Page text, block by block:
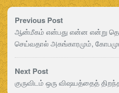
Previous Post
ஆன்மீகம் என்பது என்ன என்று
செய்வதால் அகங்காரமும்,
Next Post
குருவிடம் ஒரு விஷயத்தைத்